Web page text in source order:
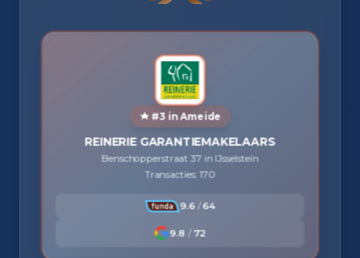
#3 in Ameide
REINERIE GARANTIEMAKELAARS
Benschopperstraat 37 in IJsselstein
Transacties: 170
9.6 / 64
9.8 / 72